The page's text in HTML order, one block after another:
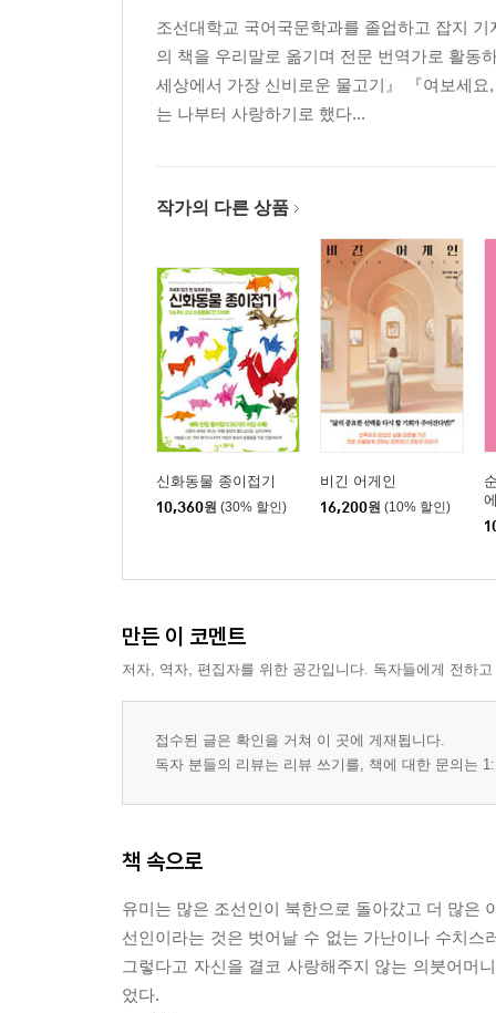
조선대학교 국어국문학과를 졸업하고 잡지
의 책을 우리말로 옮기며 전문 번역가로 활동
세상에서 가장 신비로운 물고기』 『여보세
는 나부터 사랑하기로 했다...
작가의 다른 상품
신화동물 종이접기
10,360원 (30% 할인)
비긴 어게인
16,200원 (10% 할인)
만든 이 코멘트
저자, 역자, 편집자를 위한 공간입니다. 독자들에게 전하
접수된 글은 확인을 거쳐 이 곳에 게재됩니다.
독자 분들의 리뷰는 리뷰 쓰기를, 책에 대한 문의는
책 속으로
유미는 많은 조선인이 북한으로 돌아갔고 더 많은
선인이라는 것은 벗어날 수 없는 가난이나 수치
그렇다고 자신을 결코 사랑해주지 않는 의붓어머
었다.